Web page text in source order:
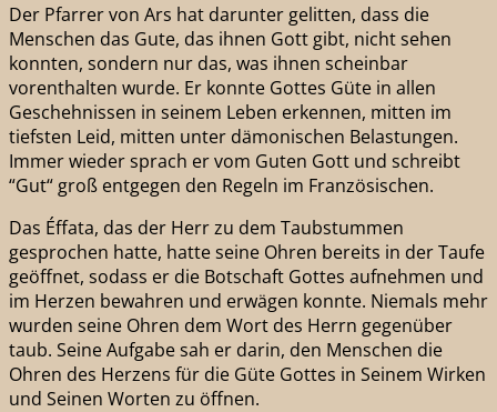
Der Pfarrer von Ars hat darunter gelitten, dass die
Menschen das Gute, das ihnen Gott gibt, nicht sehen
konnten, sondern nur das, was ihnen scheinbar
vorenthalten wurde. Er konnte Gottes Güte in allen
Geschehnissen in seinem Leben erkennen, mitten im
tiefsten Leid, mitten unter dämonischen Belastungen.
Immer wieder sprach er vom Guten Gott und schreibt
“Gut“ groß entgegen den Regeln im Französischen.
Das Éffata, das der Herr zu dem Taubstummen
gesprochen hatte, hatte seine Ohren bereits in der Taufe
geöffnet, sodass er die Botschaft Gottes aufnehmen und
im Herzen bewahren und erwägen konnte. Niemals mehr
wurden seine Ohren dem Wort des Herrn gegenüber
taub. Seine Aufgabe sah er darin, den Menschen die
Ohren des Herzens für die Güte Gottes in Seinem Wirken
und Seinen Worten zu öffnen.